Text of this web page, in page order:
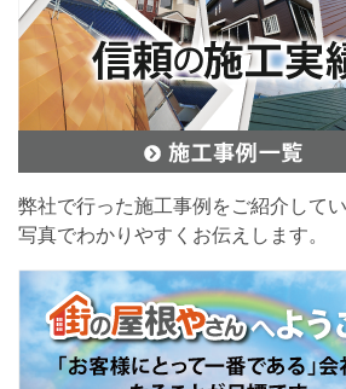
弊社で行った施工事例をご紹介して
写真でわかりやすくお伝えします。